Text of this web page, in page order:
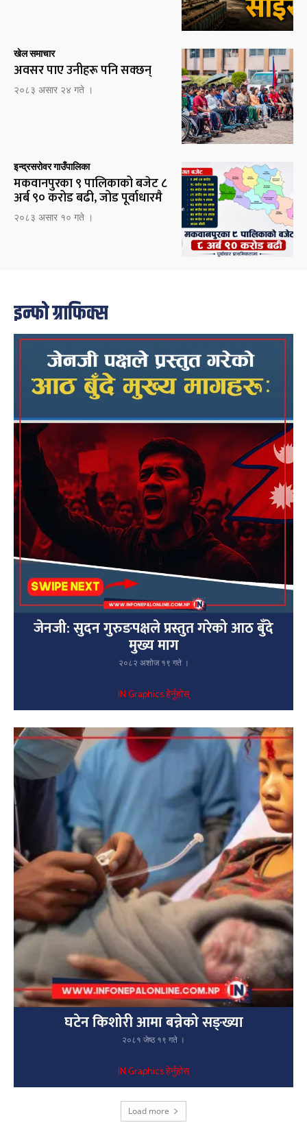
खेल समाचार
अवसर पाए उनीहरू पनि सक्छन्
२०८३ असार २४ गते ।
इन्द्रसरोवर गाउँपालिका
मकवानपुरका ९ पालिकाको बजेट ८
अर्ब ९० करोड बढी, जोड पूर्वाधारमै
२०८३ असार १० गते ।
इन्फो ग्राफिक्स
जेनजी: सुदन गुरुङपक्षले प्रस्तुत गरेको आठ बुँदे
मुख्य माग
२०८२ अशोज १९ गते ।
IN Graphics हेर्नुहोस्
घटेन किशोरी आमा बन्नेको सङ्ख्या
२०८१ जेष्ठ १९ गते ।
IN Graphics हेर्नुहोस्
Load more